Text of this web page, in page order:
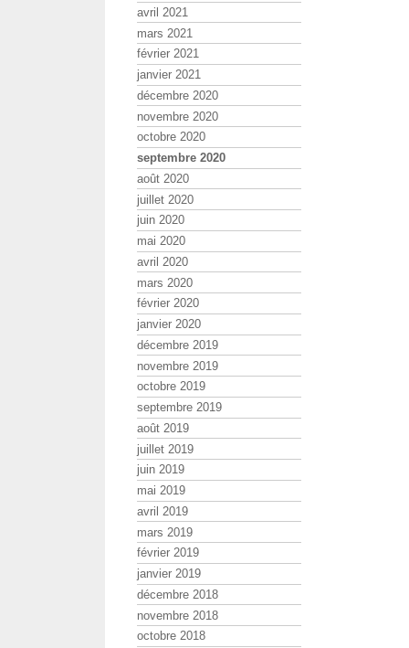
avril 2021
mars 2021
février 2021
janvier 2021
décembre 2020
novembre 2020
octobre 2020
septembre 2020
août 2020
juillet 2020
juin 2020
mai 2020
avril 2020
mars 2020
février 2020
janvier 2020
décembre 2019
novembre 2019
octobre 2019
septembre 2019
août 2019
juillet 2019
juin 2019
mai 2019
avril 2019
mars 2019
février 2019
janvier 2019
décembre 2018
novembre 2018
octobre 2018